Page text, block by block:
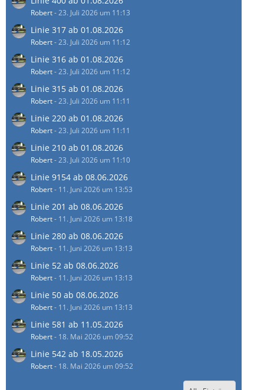
Robert-23. Juli 2026 um 11:13
Linie 317 ab 01.08.2026
Robert-23. Juli 2026 um 11:12
Linie 316 ab 01.08.2026
Robert-23. Juli 2026 um 11:12
Linie 315 ab 01.08.2026
Robert-23. Juli 2026 um 11:11
Linie 220 ab 01.08.2026
Robert-23. Juli 2026 um 11:11
Linie 210 ab 01.08.2026
Robert-23. Juli 2026 um 11:10
Linie 9154 ab 08.06.2026
Robert- 11. Juni 2026 um 13:53
Linie 201 ab 08.06.2026
Robert- 11. Juni 2026 um 13:18
Linie 280 ab 08.06.2026
Robert- 11. Juni 2026 um 13:13
Linie 52 ab 08.06.2026
Robert- 11. Juni 2026 um 13:13
Linie 50 ab 08.06.2026
Robert- 11. Juni 2026 um 13:13
Linie 581 ab 11.05.2026
Robert- 18. Mai 2026 um 09:52
Linie 542 ab 18.05.2026
Robert- 18. Mai 2026 um 09:52